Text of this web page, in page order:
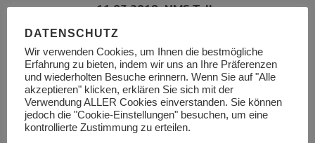
11.03.2019, NMS Tulln
Fortbildung für Musiklehrer*innen
aller Schultypen: „Moderne
Klavierpraxis: Selbstbewusst an den
Tasten“
DATENSCHUTZ
Wir verwenden Cookies, um Ihnen die bestmögliche
Erfahrung zu bieten, indem wir uns an Ihre Präferenzen
und wiederholten Besuche erinnern. Wenn Sie auf "Alle
akzeptieren" klicken, erklären Sie sich mit der
Verwendung ALLER Cookies einverstanden. Sie können
jedoch die "Cookie-Einstellungen" besuchen, um eine
kontrollierte Zustimmung zu erteilen.